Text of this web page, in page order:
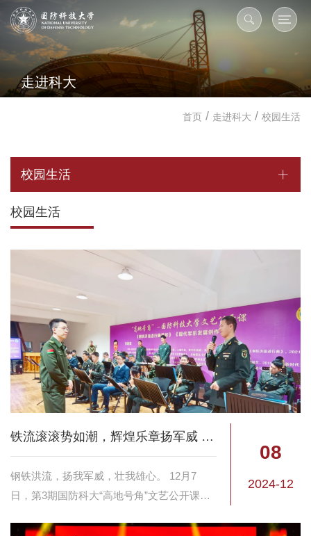
走进科大
首页 / 走进科大 / 校园生活
校园生活
校园生活
铁流滚滚势如潮，辉煌乐章扬军威 | “高地号角”文艺公开课开讲！
钢铁洪流，扬我军威，壮我雄心。 12月7
日，第3期国防科大“高地号角”文艺公开课开
08
2024-12